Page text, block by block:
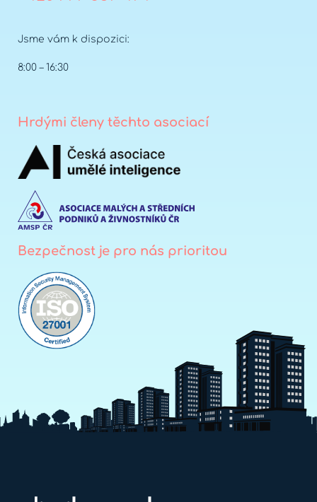
Jsme vám k dispozici:
8:00 – 16:30
Hrdými členy těchto asociací
Bezpečnost je pro nás prioritou